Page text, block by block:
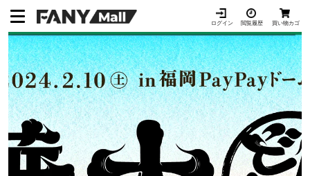
ッ
プ
し
て
コ
ン
テ
ン
ログイン 閲覧履歴 買い物カゴ